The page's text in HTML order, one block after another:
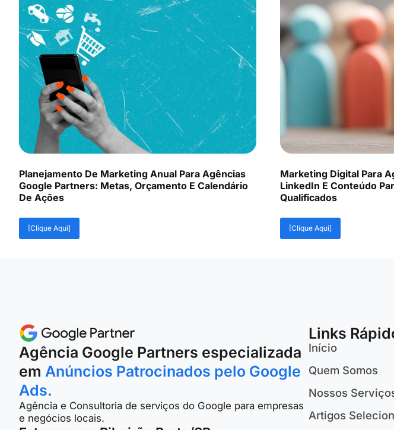
Planejamento De Marketing Anual Para Agências
Google Partners: Metas, Orçamento E Calendário
De Ações
[Clique Aqui]
Marketing Digital Para
LinkedIn E Conteúdo
Qualificados
[Clique Aqui]
Agência Google Partners especializada
em Anúncios Patrocinados pelo Google
Ads.
Agência e Consultoria de serviços do Google para empresas
e negócios locais.
Links
Início
Quem Somos
Nossos
Artigos